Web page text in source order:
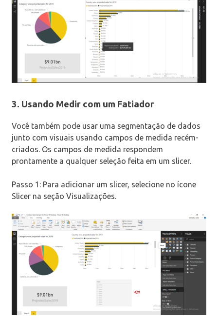
3. Usando Medir com um Fatiador
Você também pode usar uma segmentação de dados
junto com visuais usando campos de medida recém-
criados. Os campos de medida respondem
prontamente a qualquer seleção feita em um slicer.
Passo 1: Para adicionar um slicer, selecione no ícone
Slicer na seção Visualizações.